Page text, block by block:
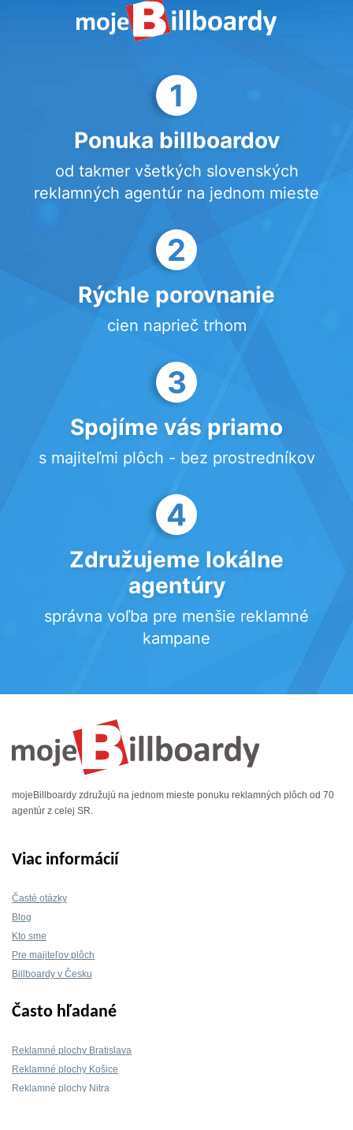
1
Ponuka billboardov
od takmer všetkých slovenských
reklamných agentúr na jednom mieste
2
Rýchle porovnanie
cien naprieč trhom
3
Spojíme vás priamo
s majiteľmi plôch - bez prostredníkov
4
Združujeme lokálne
agentúry
správna voľba pre menšie reklamné
kampane
mojeBillboardy združujú na jednom mieste ponuku reklamných plôch od 70
agentúr z celej SR.
Viac informácií
Časté otázky
Blog
Kto sme
Pre majiteľov plôch
Billboardy v Česku
Často hľadané
Reklamné plochy Bratislava
Reklamné plochy Košice
Reklamné plochy Nitra